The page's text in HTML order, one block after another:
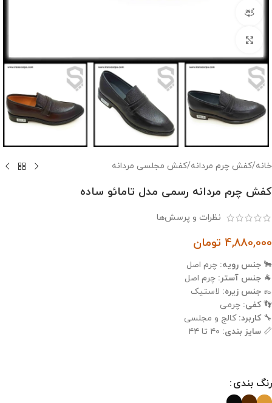
خانه/کفش چرم مردانه/کفش مجلسی مردانه
کفش چرم مردانه رسمی مدل تامائو ساده
نظرات و پرسش‌ها
4,880,000 تومان
🐂 جنس رویه: چرم اصل
🐐 جنس آستر: چرم اصل
👞 جنس زیره: لاستیک
👣کفی: چرمی
🔧کاربرد: کالج و مجلسی
📏 سایز بندی:
رنگ بندی